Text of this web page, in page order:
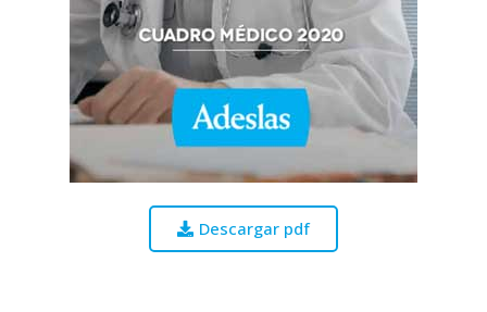
Descargar pdf